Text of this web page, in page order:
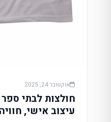
אוקטובר 24, 2025
חולצות לבתי
עיצוב אישי,